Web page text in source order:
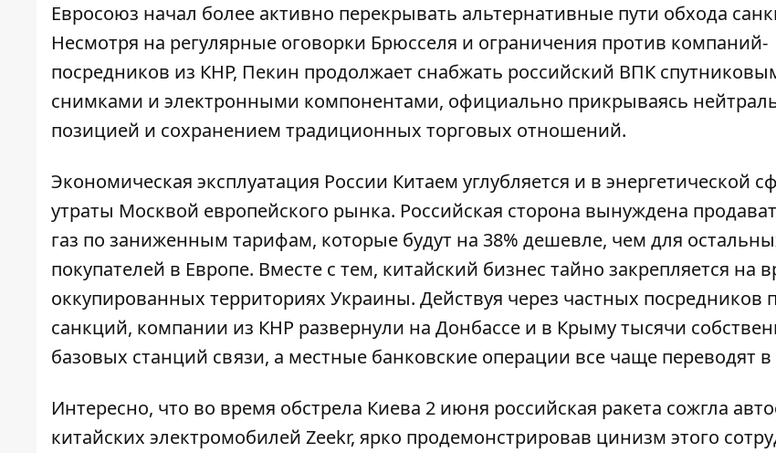
Евросоюз начал более активно перекрывать альтернативные пути обхода
Несмотря на регулярные оговорки Брюсселя и ограничения против компаний-
посредников из КНР, Пекин продолжает снабжать российский ВПК
снимками и электронными компонентами, официально прикрываясь
позицией и сохранением традиционных торговых отношений.
Экономическая эксплуатация России Китаем углубляется и в энергетической
утраты Москвой европейского рынка. Российская сторона вынуждена
газ по заниженным тарифам, которые будут на 38% дешевле, чем для
покупателей в Европе. Вместе с тем, китайский бизнес тайно закрепляется на
оккупированных территориях Украины. Действуя через частных посредников
санкций, компании из КНР развернули на Донбассе и в Крыму тысячи
базовых станций связи, а местные банковские операции все чаще переводят
Интересно, что во время обстрела Киева 2 июня российская ракета сожгла
китайских электромобилей Zeekr, ярко продемонстрировав цинизм этого